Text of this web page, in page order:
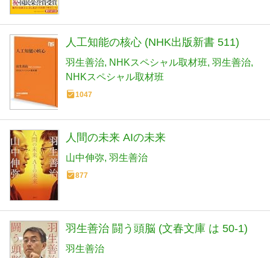
人工知能の核心 (NHK出版新書 511)
羽生善治 NHKスペシャル取材班 羽生善治
NHKスペシャル取材班
1047
人間の未来 AIの未来
山中伸弥 羽生善治
877
羽生善治 闘う頭脳 (文春文庫 は 50-1)
羽生善治